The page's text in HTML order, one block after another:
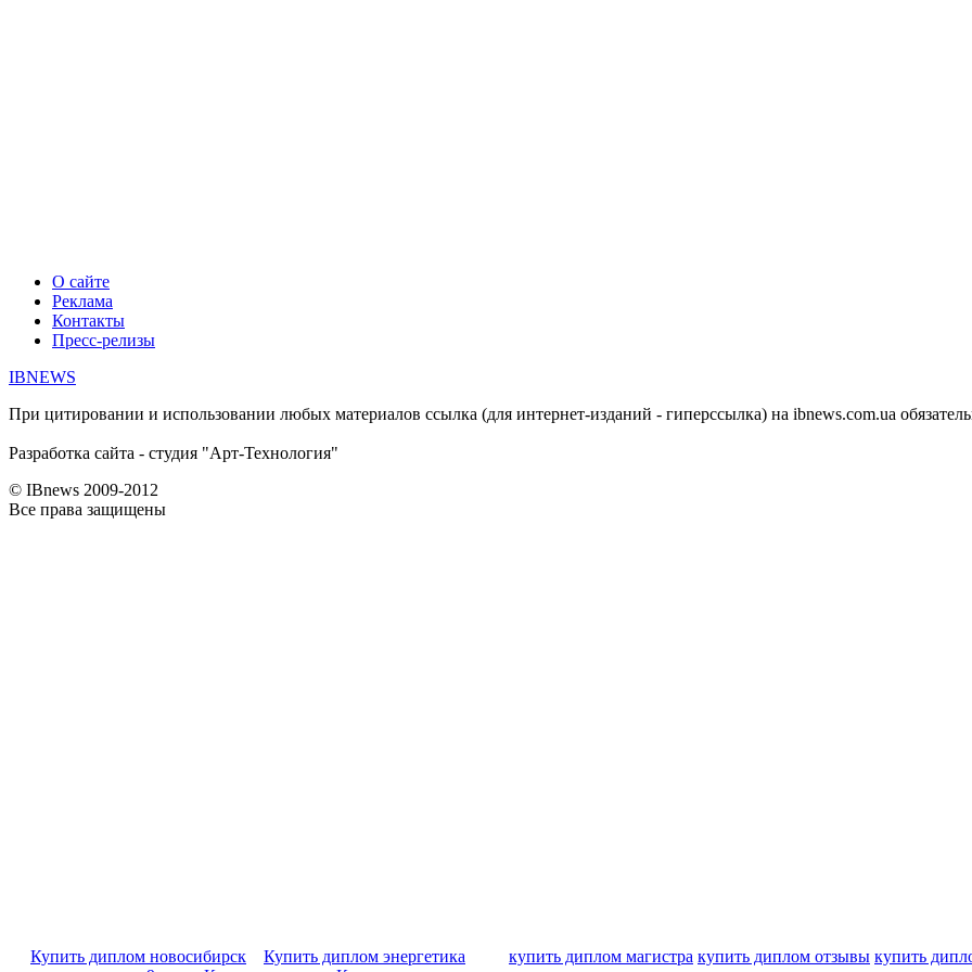
О сайте
Реклама
Контакты
Пресс-релизы
IBNEWS
При цитировании и использовании любых материалов ссылка (для интернет-изданий - гиперссылка) на ibnews.com.ua
Разработка сайта - студия "Арт-Технология"
© IBnews 2009-2012
Все права защищены
Купить диплом новосибирск Купить диплом энергетика купить диплом магистра купить диплом отзывы купить